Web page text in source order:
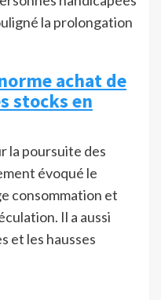
la prolongation
achat de
stocks en
la poursuite des
évoqué le
consommation et
Il a aussi
et les hausses